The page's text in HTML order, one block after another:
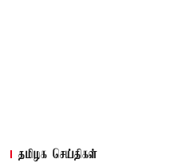
தமிழக செய்திகள்